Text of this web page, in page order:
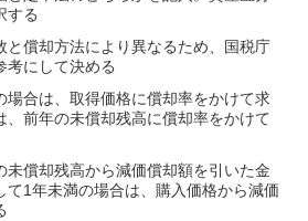
する
と償却方法により異なるため、国税庁
考にして決める
場合は、取得価格に償却率をかけて求
、前年の未償却残高に償却率をかけて
未償却残高から減価償却額を引いた金
て1年未満の場合は、購入価格から減価